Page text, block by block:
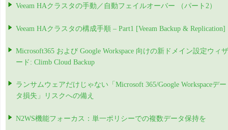
Veeam HAクラスタの手動／自動フェイルオーバー （パート2）
Veeam HAクラスタの構成手順 – Part1 [Veeam Backup & Replication]
Microsoft365 および Google Workspace 向けの新ドメイン設定ウィザ
ード: Climb Cloud Backup
ランサムウェアだけじゃない「Microsoft 365/Google Workspaceデー
タ損失」リスクへの備え
N2WS機能フォーカス：単一ポリシーでの複数データ保持を